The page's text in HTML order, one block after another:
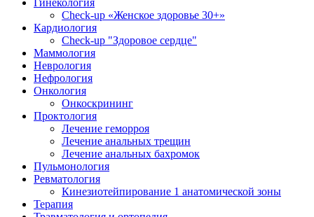
Check-up «Женское здоровье 30+»
Кардиология
Check-up "Здоровое сердце"
Маммология
Неврология
Нефрология
Онкология
Онкоскрининг
Проктология
Лечение геморроя
Лечение анальных трещин
Лечение анальных бахромок
Пульмонология
Ревматология
Кинезиотейпирование 1 анатомической зоны
Терапия